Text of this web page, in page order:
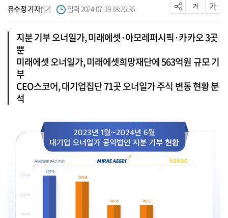
유수정 기자 입력 2024-07-19 18:26:36
지분 기부 오너일가, 미래에셋·아모레퍼시픽·카카오 3곳
뿐
미래에셋 오너일가, 미래에셋희망재단에 563억원 규모 기
부
CEO스코어, 대기업집단 71곳 오너일가 주식 변동 현황 분
석